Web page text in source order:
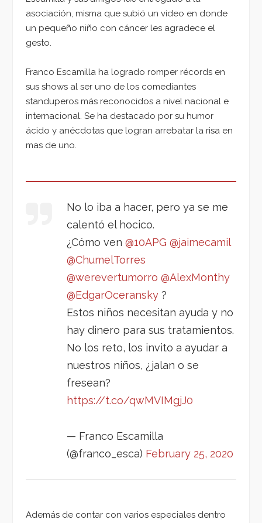
asociación, misma que subió un video en donde
un pequeño niño con cáncer les agradece el
gesto.
Franco Escamilla ha logrado romper récords en
sus shows al ser uno de los comediantes
standuperos más reconocidos a nivel nacional e
internacional. Se ha destacado por su humor
ácido y anécdotas que logran arrebatar la risa en
mas de uno.
No lo iba a hacer, pero ya se me
calentó el hocico.
¿Cómo ven @10APG @jaimecamil
@ChumelTorres
@werevertumorro @AlexMonthy
@EdgarOceransky ?
Estos niños necesitan ayuda y no
hay dinero para sus tratamientos.
No los reto, los invito a ayudar a
nuestros niños, ¿jalan o se
fresean?
https://t.co/qwMVIMgjJ0
— Franco Escamilla
(@franco_esca) February 25, 2020
Además de contar con varios especiales dentro